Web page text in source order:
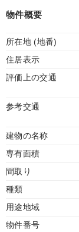
物件概要
所在地 (地番)
住居表示
評価上の交通
参考交通
建物の名称
専有面積
間取り
種類
用途地域
物件番号